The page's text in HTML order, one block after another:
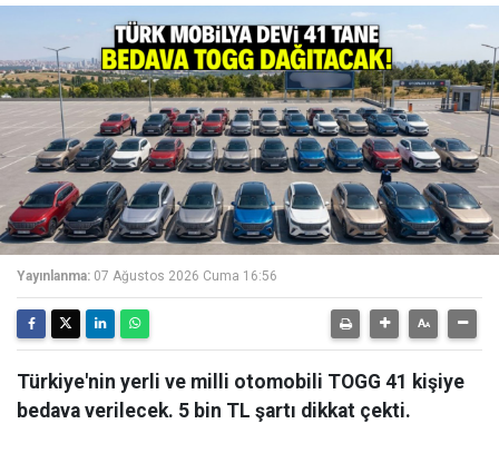
Yayınlanma: 07 Ağustos 2026 Cuma 16:56
Türkiye'nin yerli ve milli otomobili TOGG 41 kişiye
bedava verilecek. 5 bin TL şartı dikkat çekti.